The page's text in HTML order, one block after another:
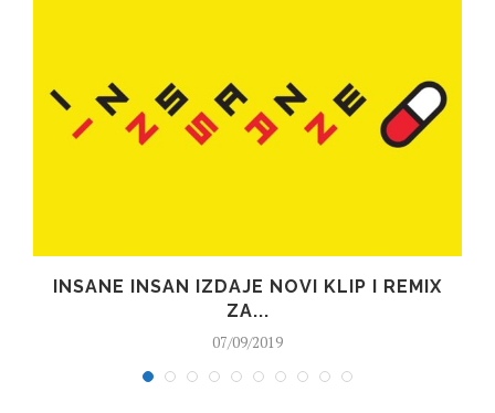
INSANE INSAN IZDAJE NOVI KLIP I REMIX
ZA...
07/09/2019